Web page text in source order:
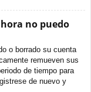
no puedo
o borrado su cuenta
remueven sus
de tiempo para
de nuevo y